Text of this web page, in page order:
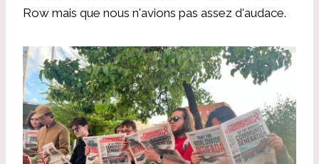
Row mais que nous n'avions pas assez d'audace.